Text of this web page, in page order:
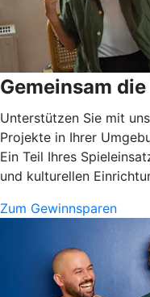
Gemeinsam
Unterstützen Sie mit
Projekte in Ihrer
Ein Teil Ihres
und kulturellen
Zum Gewinnsparen